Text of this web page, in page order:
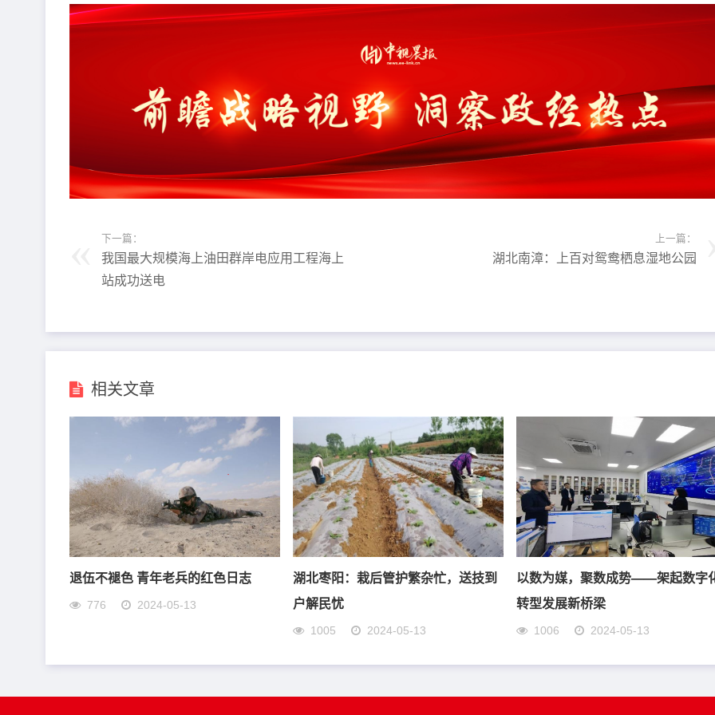
下一篇：
我国最大规模海上油田群岸电应用工程海上
站成功送电
上一篇：
湖北南漳：上百对鸳鸯栖息湿地公园
相关文章
退伍不褪色 青年老兵的红色日志
776 2024-05-13
湖北枣阳：栽后管护繁杂忙，送技到
户解民忧
1005 2024-05-13
以数为媒，聚数成势——架起数字
转型发展新桥梁
1006 2024-05-13